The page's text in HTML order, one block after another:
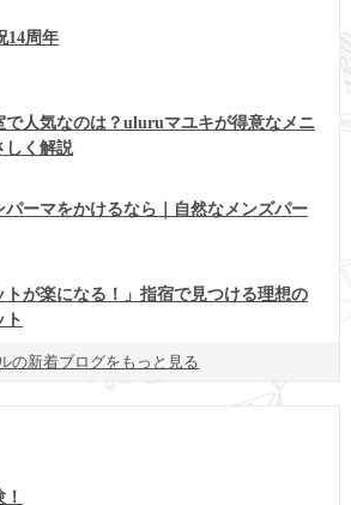
14周年
で人気なのは？uluruマユキが得意なメニ
しく解説
パーマをかけるなら｜自然なメンズパー
トが楽になる！」指宿で見つける理想の
ト
の新着ブログをもっと見る